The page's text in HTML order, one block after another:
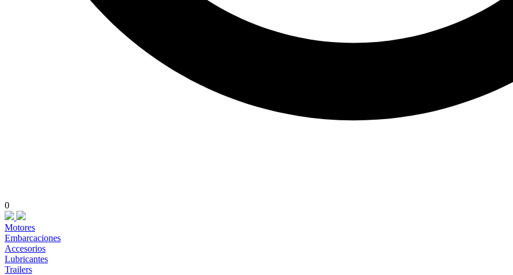
0
Motores
Embarcaciones
Accesorios
Lubricantes
Trailers